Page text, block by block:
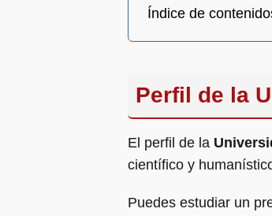
Índice de
Perfil de la
El perfil de la
científico y
Puedes estudiar un